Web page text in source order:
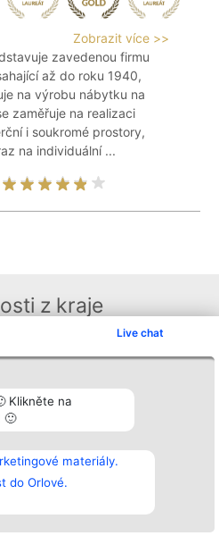
Live chat
Klikněte na
🙂
materiály.
do Orlové.
Zobrazit více >>
zavedenou firmu
až do roku 1940,
na výrobu nábytku na
zaměřuje na realizaci
i soukromé prostory,
na individuální ...
z kraje
všech
údajů